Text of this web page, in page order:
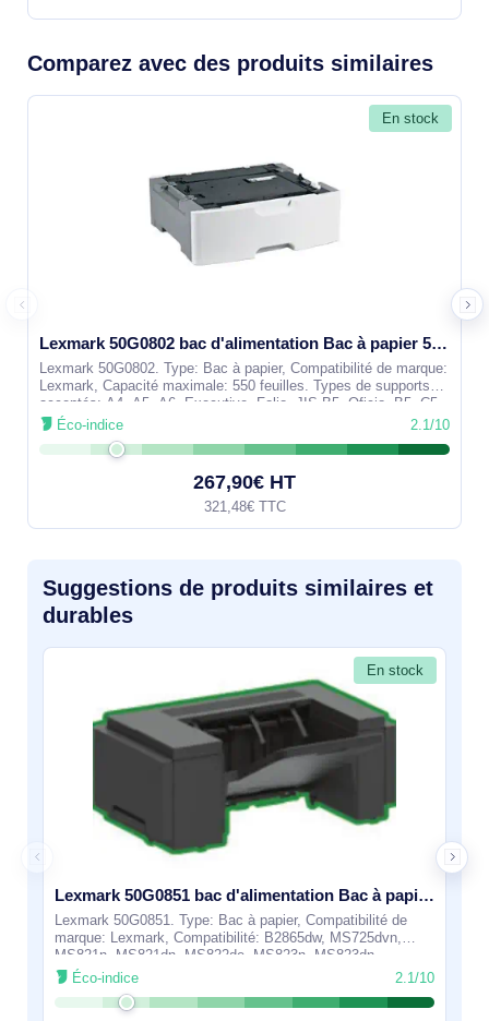
Comparez avec des produits similaires
En stock
Lexmark 50G0802 bac d'alimentation Bac à papier 550 feuilles
Lexmark 50G0802. Type: Bac à papier, Compatibilité de marque:
Lexmark, Capacité maximale: 550 feuilles. Types de supports
acceptés: A4, A5, A6, Executive, Folio, JIS B5, Oficio, B5, C5,
DL. Largeur:
Éco-indice 2.1/10
267,90€ HT
321,48€ TTC
Suggestions de produits similaires et
durables
En stock
Lexmark 50G0851 bac d'alimentation Bac à papier 500 feuilles
Lexmark 50G0851. Type: Bac à papier, Compatibilité de
marque: Lexmark, Compatibilité: B2865dw, MS725dvn,
MS821n, MS821dn, MS822de, MS823n, MS823dn,
MS825dn, MS826de, MX826adxe.. Largeur: 421 mm,
Éco-indice 2.1/10